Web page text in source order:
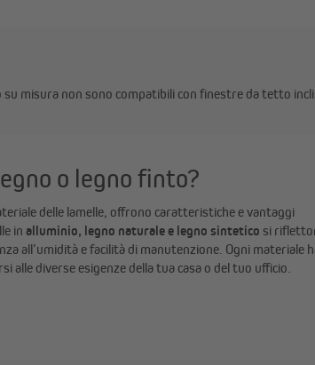
misura non sono compatibili con finestre da tetto
o legno finto?
delle lamelle, offrono caratteristiche e vantaggi
in alluminio, legno naturale e legno sintetico si
all’umidità e facilità di manutenzione. Ogni materiale
alle diverse esigenze della tua casa o del tuo ufficio.